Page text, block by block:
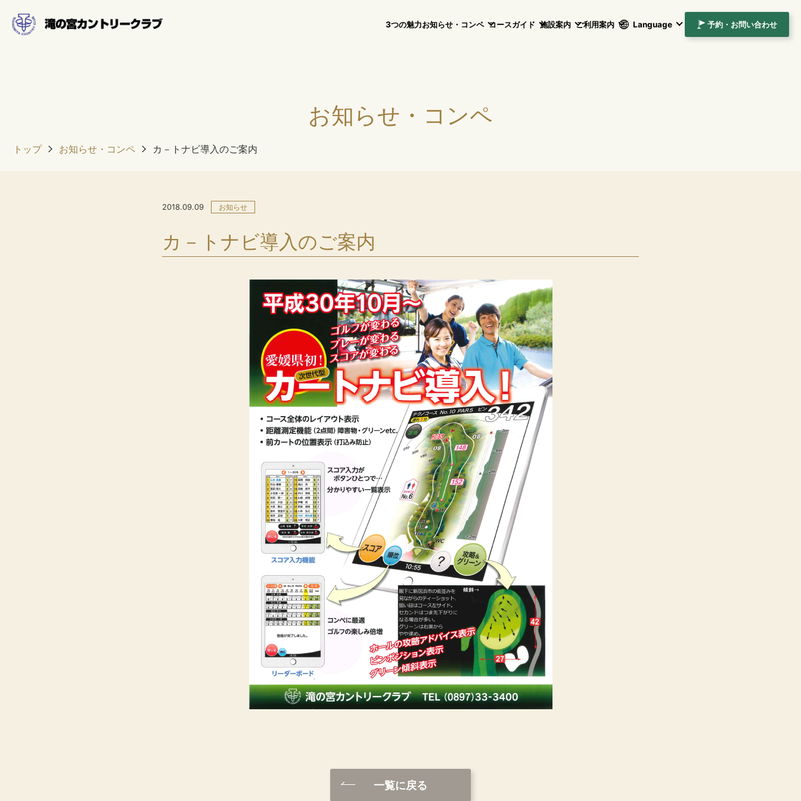
3つの魅力お知らせ・コンペ コースガイド 施設案内 ご利用案内 Language 予約・お問い合わせ
お知らせ・コンペ
トップ お知らせ・コンペ カ－トナビ導入のご案内
2018.09.09 お知らせ
カ－トナビ導入のご案内
一覧に戻る